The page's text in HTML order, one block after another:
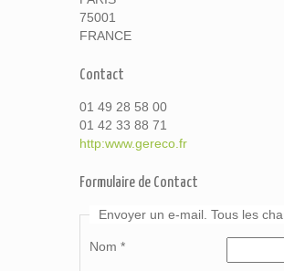
75001
FRANCE
Contact
01 49 28 58 00
01 42 33 88 71
http:www.gereco.fr
Formulaire de Contact
Envoyer un e-mail. Tous les
Nom *